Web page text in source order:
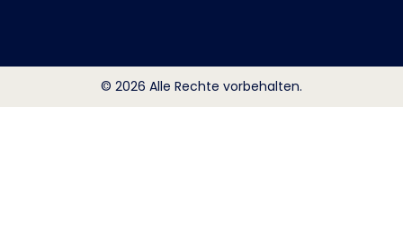
© 2026 Alle Rechte vorbehalten.